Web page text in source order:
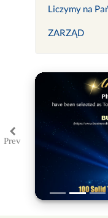
Liczymy na
ZARZĄD
PrevPrevious